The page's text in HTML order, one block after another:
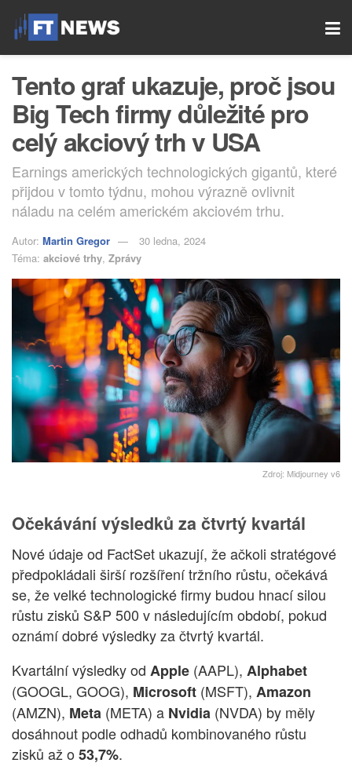
Tento graf ukazuje, proč jsou
Big Tech firmy důležité pro
celý akciový trh v USA
Earnings amerických technologických gigantů, které
přijdou v tomto týdnu, mohou výrazně ovlivnit
náladu na celém americkém akciovém trhu.
Autor: Martin Gregor
30 ledna, 2024
Téma: akciové trhy, Zprávy
Zdroj: Midjourney v6
Očekávání výsledků za čtvrtý kvartál
Nové údaje od FactSet ukazují, že ačkoli stratégové
předpokládali širší rozšíření tržního růstu, očekává
se, že velké technologické firmy budou hnací silou
růstu zisků S&P 500 v následujícím období, pokud
oznámí dobré výsledky za čtvrtý kvartál.
Kvartální výsledky od Apple (AAPL), Alphabet
(GOOGL, GOOG), Microsoft (MSFT), Amazon
(AMZN), Meta (META) a Nvidia (NVDA) by měly
dosáhnout podle odhadů kombinovaného růstu
zisků až o 53,7%.